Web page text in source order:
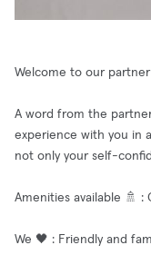
Welcome to our partner
A word from the
experience with you in
not only your self-
Amenities available 🚿 :
We 🖤 : Friendly and